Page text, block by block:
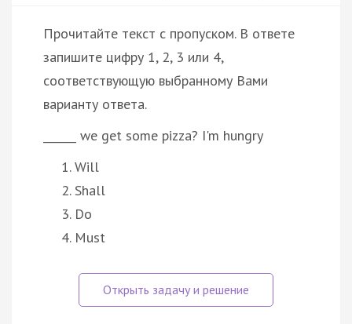
Прочитайте текст с пропуском. В ответе
запишите цифру 1, 2, 3 или 4,
соответствующую выбранному Вами
варианту ответа.
______ we get some pizza? I'm hungry
Will
Shall
Do
Must